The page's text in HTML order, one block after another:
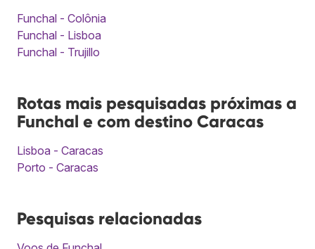
Funchal - Colônia
Funchal - Lisboa
Funchal - Trujillo
Rotas mais pesquisadas próximas a
Funchal e com destino Caracas
Lisboa - Caracas
Porto - Caracas
Pesquisas relacionadas